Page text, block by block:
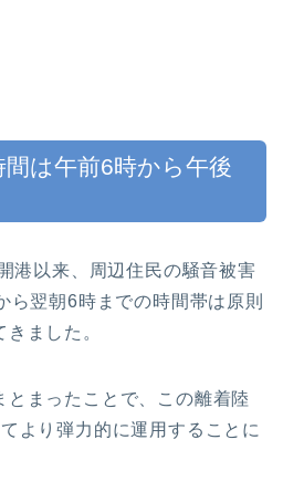
は午前6時から午後
港以来、周辺住民の騒音被害
ら翌朝6時までの時間帯は原則
ました。
とまったことで、この離着陸
てより弾力的に運用することに